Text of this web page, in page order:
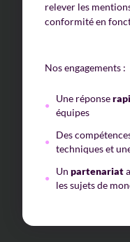
relever les
conformité en
Nos engagements :
Une réponse
équipes
Des
techniques et
Un partenariat
les sujets de